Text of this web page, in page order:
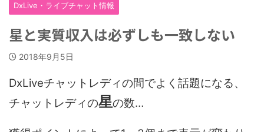
DxLive・ライブチャット情報
星と実質収入は必ずしも一致しない
2018年9月5日
DxLiveチャットレディの間でよく話題になる、
チャットレディの星の数…